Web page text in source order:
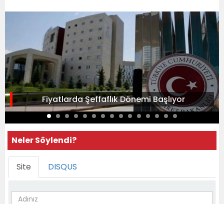
Fiyatlarda Şeffaflık Dönemi Başlıyor
Neler Söylendi?
Site DISQUS